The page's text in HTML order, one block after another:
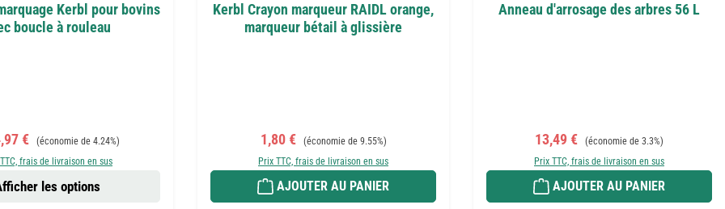
Kerbl pour bovins
boucle à rouleau
vente :
€ Prix régulier :
(économie de 4.24%)
frais de livraison en sus
les options
Kerbl Crayon marqueur RAIDL orange,
marqueur bétail à glissière
Prix de vente :
1,80 € Prix régulier :
(économie de 9.55%)
Prix TTC, frais de livraison en sus
AJOUTER AU PANIER
Anneau d'arrosage des arbres 56 L
Prix de vente :
13,49 € Prix régulier :
(économie de 3.3%)
Prix TTC, frais de livraison en sus
AJOUTER AU PANIER